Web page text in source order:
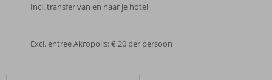
Incl. transfer van en naar je hotel
Excl. entree Akropolis: € 20 per persoon